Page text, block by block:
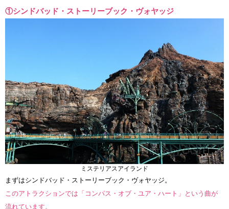
①シンドバッド・ストーリーブック・ヴォヤッジ
ミステリアスアイランド
まずはシンドバッド・ストーリーブック・ヴォヤッジ。
このアトラクションでは「コンパス・オブ・ユア・ハート」という曲が
流れています。